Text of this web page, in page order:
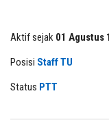
Aktif sejak 01 Agustus
Posisi Staff TU
Status PTT